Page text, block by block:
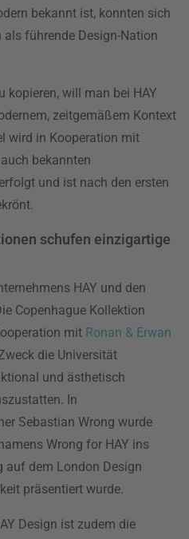
bekannt ist, konnten sich
führende Design-Nation
kopieren, will man bei HAY
zeitgemäßem Kontext
wird in Kooperation mit
bekannten
und ist nach den ersten
schufen einzigartige
HAY und den
Copenhague Kollektion
mit Ronan & Erwan
die Universität
und ästhetisch
In
Sebastian Wrong wurde
Wrong for HAY ins
auf dem London Design
präsentiert wurde.
Design ist zudem die